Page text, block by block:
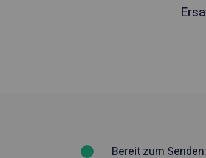
Bereit zum Senden: